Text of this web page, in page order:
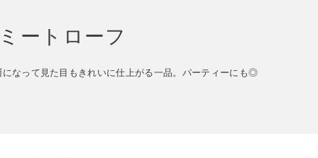
ートローフ
なって見た目もきれいに仕上がる一品。パーティーにも◎